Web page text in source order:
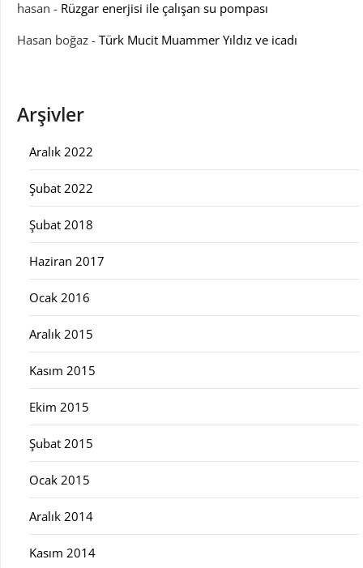
hasan - Rüzgar enerjisi ile çalışan su pompası
Hasan boğaz - Türk Mucit Muammer Yıldız ve icadı
Arşivler
Aralık 2022
Şubat 2022
Şubat 2018
Haziran 2017
Ocak 2016
Aralık 2015
Kasım 2015
Ekim 2015
Şubat 2015
Ocak 2015
Aralık 2014
Kasım 2014